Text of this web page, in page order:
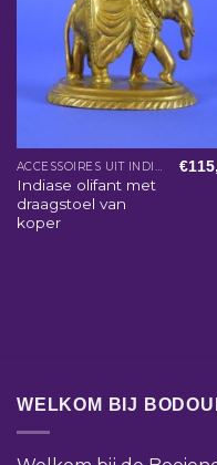
Indiase olifant met
draagstoel van
koper
€
WELKOM BIJ